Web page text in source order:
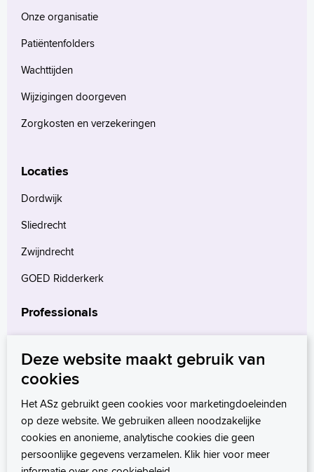
Onze organisatie
Patiëntenfolders
Wachttijden
Wijzigingen doorgeven
Zorgkosten en verzekeringen
Locaties
Dordwijk
Sliedrecht
Zwijndrecht
GOED Ridderkerk
Professionals
Verwijzers
Wetenschappelijk onderzoek
Deze website maakt gebruik van
cookies
Het ASz gebruikt geen cookies voor marketingdoeleinden
op deze website. We gebruiken alleen noodzakelijke
cookies en anonieme, analytische cookies die geen
persoonlijke gegevens verzamelen. Klik hier voor meer